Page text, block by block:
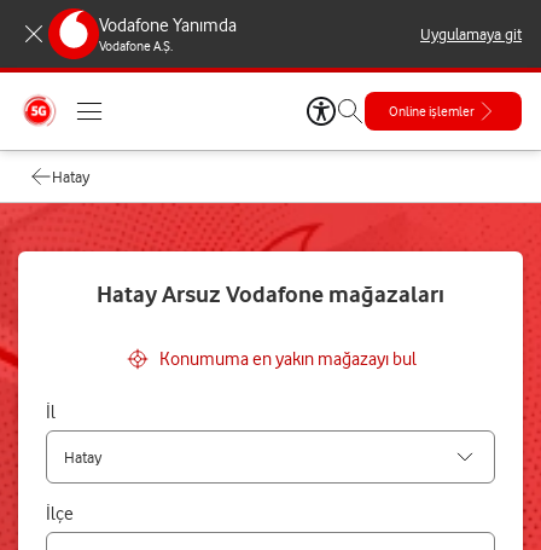
Vodafone Yanımda
Vodafone A.Ş.
Uygulamaya git
Online işlemler
Hatay
Hatay Arsuz Vodafone mağazaları
Konumuma en yakın mağazayı bul
İl
İlçe